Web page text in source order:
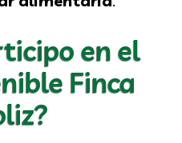
en el
Finca